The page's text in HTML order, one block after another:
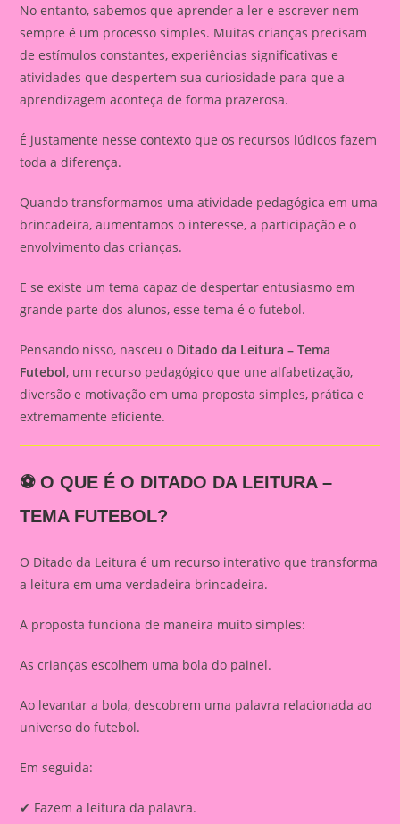
No entanto, sabemos que aprender a ler e escrever nem
sempre é um processo simples. Muitas crianças precisam
de estímulos constantes, experiências significativas e
atividades que despertem sua curiosidade para que a
aprendizagem aconteça de forma prazerosa.
É justamente nesse contexto que os recursos lúdicos fazem
toda a diferença.
Quando transformamos uma atividade pedagógica em uma
brincadeira, aumentamos o interesse, a participação e o
envolvimento das crianças.
E se existe um tema capaz de despertar entusiasmo em
grande parte dos alunos, esse tema é o futebol.
Pensando nisso, nasceu o Ditado da Leitura – Tema
Futebol, um recurso pedagógico que une alfabetização,
diversão e motivação em uma proposta simples, prática e
extremamente eficiente.
⚽ O QUE É O DITADO DA LEITURA –
TEMA FUTEBOL?
O Ditado da Leitura é um recurso interativo que transforma
a leitura em uma verdadeira brincadeira.
A proposta funciona de maneira muito simples:
As crianças escolhem uma bola do painel.
Ao levantar a bola, descobrem uma palavra relacionada ao
universo do futebol.
Em seguida:
✔ Fazem a leitura da palavra.